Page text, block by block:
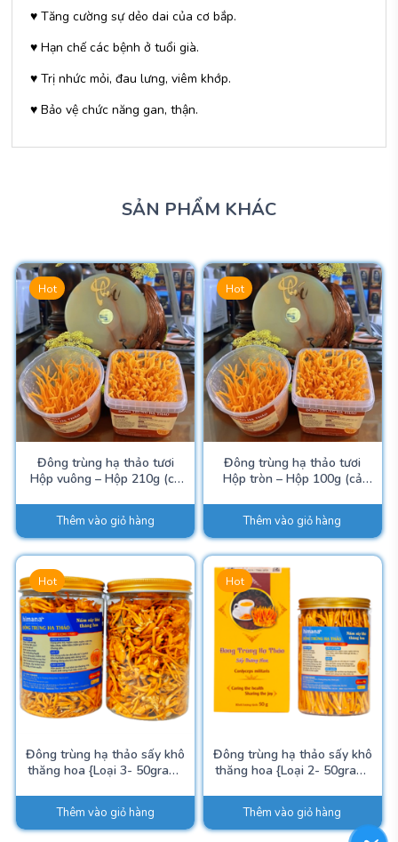
♥ Tăng cường sự dẻo dai của cơ bắp.
♥ Hạn chế các bệnh ở tuổi già.
♥ Trị nhức mỏi, đau lưng, viêm khớp.
♥ Bảo vệ chức năng gan, thận.
SẢN PHẨM KHÁC
Hot
Đông trùng hạ thảo tươi
Hộp vuông – Hộp 210g (cả
Thêm vào giỏ hàng
Hot
Đông trùng hạ thảo tươi
Hộp tròn – Hộp 100g (cả
Thêm vào giỏ hàng
Hot
Đông trùng hạ thảo sấy khô
thăng hoa {Loại 3- 50gram}
Thêm vào giỏ hàng
Hot
Đông trùng hạ thảo sấy khô
thăng hoa {Loại 2- 50gram}
Thêm vào giỏ hàng